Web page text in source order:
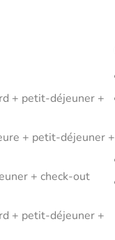
+ petit-déjeuner +
+ petit-déjeuner +
+ check-out
+ petit-déjeuner +